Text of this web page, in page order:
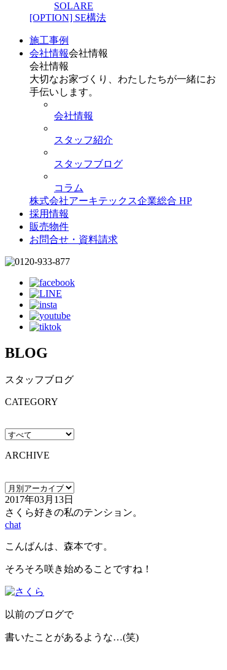
SOLARE
[OPTION] SE構法
施工事例
会社情報会社情報
会社情報
大切なお家づくり、わたしたちが一緒にお
手伝いします。
会社情報
スタッフ紹介
スタッフブログ
コラム
株式会社アーキテックス企業総合 HP
採用情報
販売物件
お問合せ・資料請求
BLOG
スタッフブログ
CATEGORY
ARCHIVE
2017年03月13日
さくら好きの私のテンション。
chat
こんばんは、森本です。
そろそろ咲き始めることですね！
以前のブログで
書いたことがあるような…(笑)